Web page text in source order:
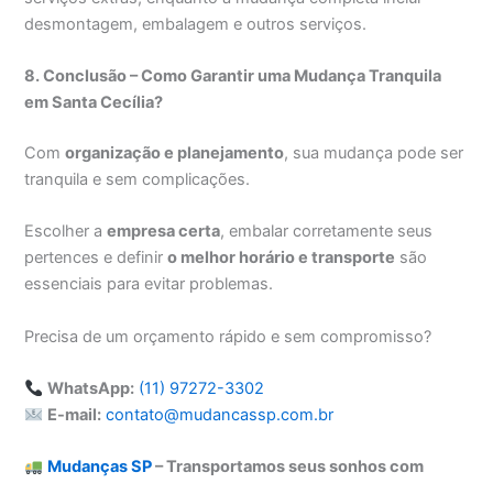
desmontagem, embalagem e outros serviços.
8. Conclusão – Como Garantir uma Mudança Tranquila
em Santa Cecília?
Comorganização e planejamento, sua mudança pode ser
tranquila e sem complicações.
Escolher aempresa certa, embalar corretamente seus
pertences e definiro melhor horário e transporte são
essenciais para evitar problemas.
Precisa de um orçamento rápido e sem compromisso?
WhatsApp: (11) 97272-3302
E-mail: contato@mudancassp.com.br
Mudanças SP– Transportamos seus sonhos com